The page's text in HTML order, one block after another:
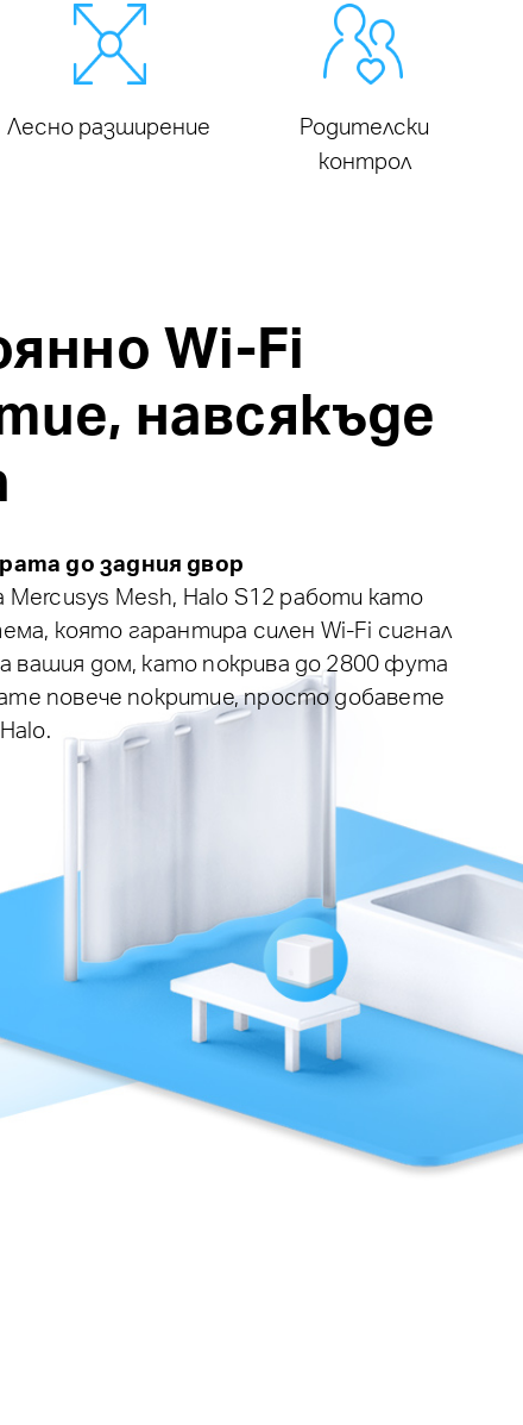
Лесно разширение
Родителски
контрол
Wi-Fi
навсякъде
до задния двор
Mesh, Halo S12 работи като
която гарантира силен Wi-Fi сигнал
вашия дом, като покрива до 2800 фута
повече покритие, просто добавете